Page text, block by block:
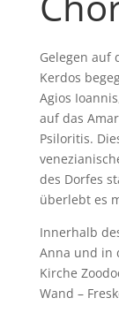
Gelegen auf
Kerdos
Agios
auf das
Psiloritis.
des Dorfes
überlebt es
Innerhalb
Anna und in
Kirche
Wand –